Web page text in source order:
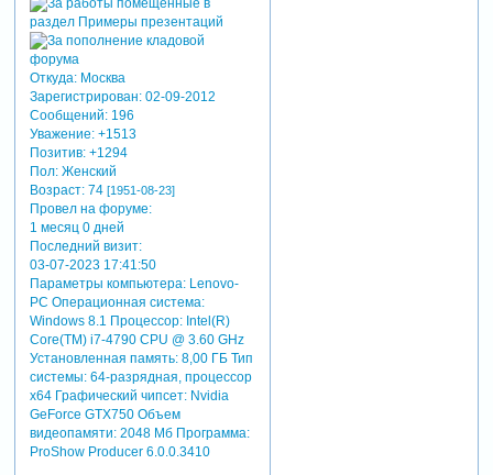
Откуда:Москва
Зарегистрирован: 02-09-2012
Сообщений:196
Уважение: +1513
Позитив: +1294
Пол:Женский
Возраст:74 [1951-08-23]
Провел на форуме:
1 месяц 0 дней
Последний визит:
03-07-2023 17:41:50
Параметры компьютера:Lenovo-
PC Операционная система:
Windows 8.1 Процессор: Intel(R)
Core(TM) i7-4790 CPU @ 3.60 GHz
Установленная память: 8,00 ГБ Тип
системы: 64-разрядная, процессор
х64 Графический чипсет: Nvidia
GeForce GTX750 Объем
видеопамяти: 2048 Мб Программа:
ProShow Producer 6.0.0.3410